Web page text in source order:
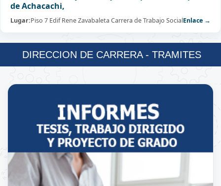
de Achacachi,
Lugar:Piso 7 Edif Rene Zavabaleta Carrera de Trabajo SocialEnlace →
DIRECCION DE CARRERA - TRAMITES